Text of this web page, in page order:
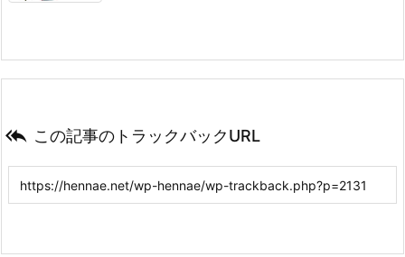
 この記事のトラックバックURL